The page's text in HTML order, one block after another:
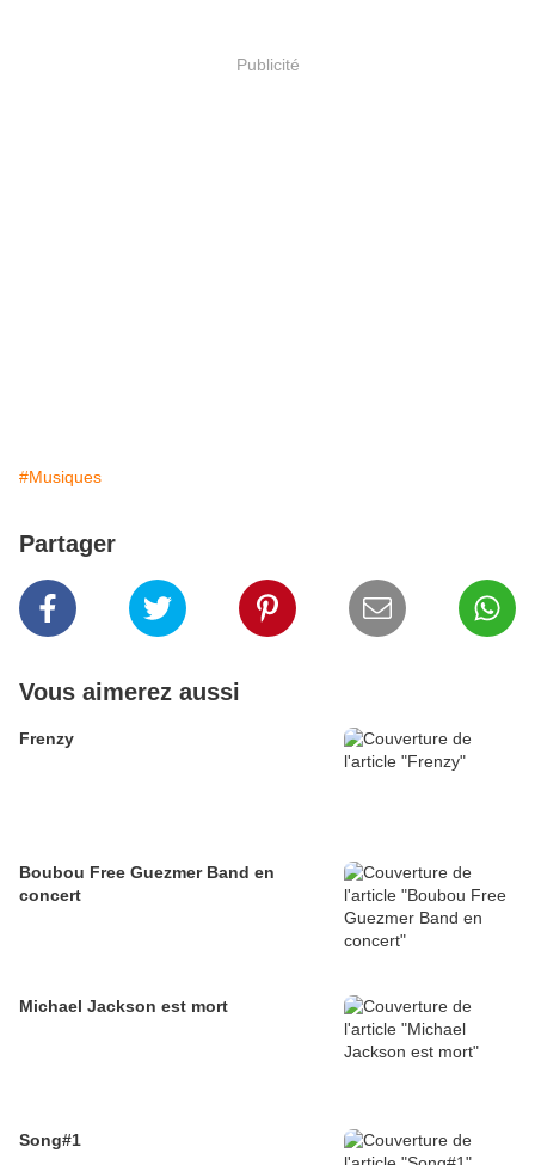
Publicité
#Musiques
Partager
Vous aimerez aussi
Frenzy
Boubou Free Guezmer Band en
concert
Michael Jackson est mort
Song#1